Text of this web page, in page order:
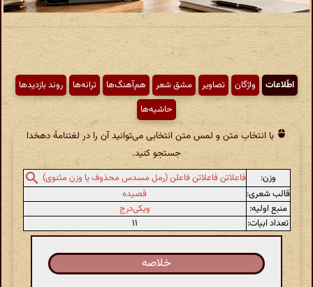
اطّلاعات واژگان تصاویر مشق شعر هم‌آهنگ‌ها ترانه‌ها
روند بازدیدها
حاشیه‌ها
با انتخاب متن و لمس متن انتخابی می‌توانید آن را در لغتنامهٔ دهخدا
جستجو کنید.
وزن:
فاعلاتن فاعلاتن فاعلن (رمل مسدس محذوف یا وزن مثنوی)
قالب شعری:
قصیده
منبع اولیه:
ویکی‌درج
تعداد ابیات:
۱۱
خلاصه